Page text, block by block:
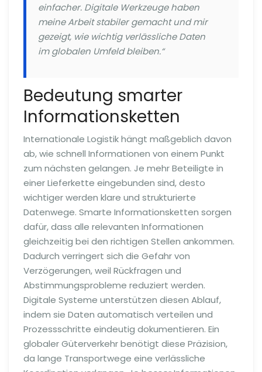
einfacher. Digitale Werkzeuge haben
meine Arbeit stabiler gemacht und mir
gezeigt, wie wichtig verlässliche Daten
im globalen Umfeld bleiben.“
Bedeutung smarter
Informationsketten
Internationale Logistik hängt maßgeblich davon
ab, wie schnell Informationen von einem Punkt
zum nächsten gelangen. Je mehr Beteiligte in
einer Lieferkette eingebunden sind, desto
wichtiger werden klare und strukturierte
Datenwege. Smarte Informationsketten sorgen
dafür, dass alle relevanten Informationen
gleichzeitig bei den richtigen Stellen ankommen.
Dadurch verringert sich die Gefahr von
Verzögerungen, weil Rückfragen und
Abstimmungsprobleme reduziert werden.
Digitale Systeme unterstützen diesen Ablauf,
indem sie Daten automatisch verteilen und
Prozessschritte eindeutig dokumentieren. Ein
globaler Güterverkehr benötigt diese Präzision,
da lange Transportwege eine verlässliche